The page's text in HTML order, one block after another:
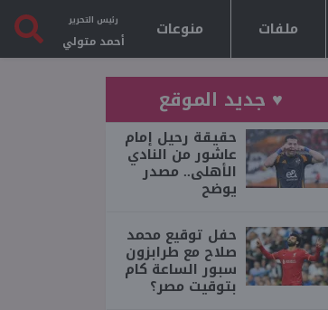
ملفات منوعات رئيس التحرير
أحمد متولي
♥ جديد الموقع
حقيقة رحيل إمام
عاشور من النادي
الأهلى.. مصدر
يوضح
حفل توقيع محمد
صلاح مع طرابزون
سبور الساعة كام
بتوقيت مصر؟